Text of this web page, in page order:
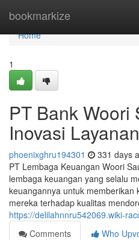
bookmarkize
Home
Home
1
PT Bank Woori
Inovasi
phoenixghru194301 331 days
PT Lembaga Keuangan Woori
lembaga keuangan yang selalu
keuangannya untuk memberikan
mereka terhadap kualitas
https://delilahnnru542069.wiki-
Comments
Who